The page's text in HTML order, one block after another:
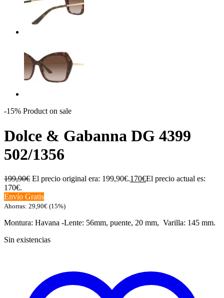
-15% Product on sale
Dolce & Gabanna DG 4399
502/1356
199,90€ El precio original era: 199,90€.170€El precio actual es:
170€.
Envío Gratis
Ahorras: 29,90€ (15%)
Montura: Havana -Lente: 56mm, puente, 20 mm, Varilla: 145 mm.
Sin existencias